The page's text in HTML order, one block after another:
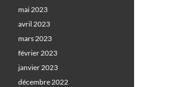
mai 2023
avril 2023
mars 2023
février 2023
janvier 2023
décembre 2022